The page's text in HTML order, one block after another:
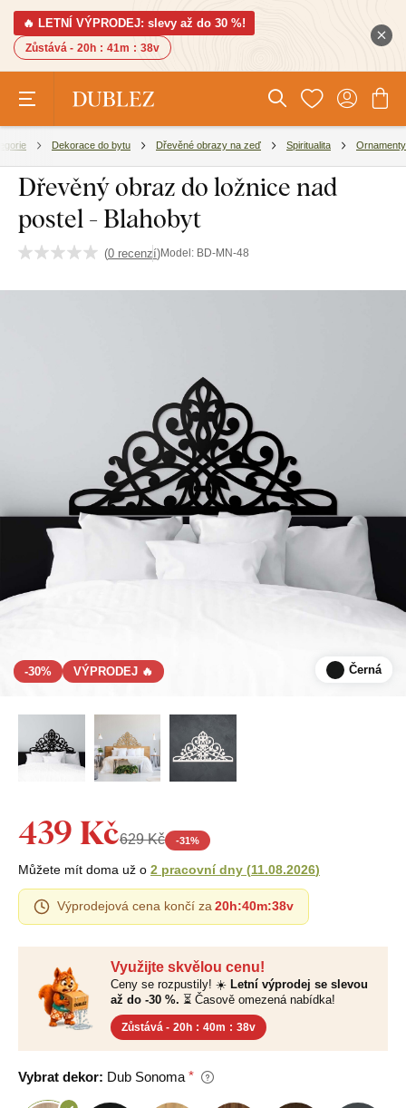
🔥 LETNÍ VÝPRODEJ: slevy až do 30 %!
Zůstává - 20h : 41m : 37v
Dekorace do bytu Dřevěné obrazy na zeď Spiritualita Ornamenty
Dřevěný obraz do ložnice nad
postel - Blahobyt
(0 recenzí)Model: BD-MN-48
-30% VÝPRODEJ 🔥 Černá
Využijte skvělou cenu!
Ceny se rozpustily! ☀️ Letní výprodej se slevou
až do -30 %. ⏳ Časově omezená nabídka!
Zůstává - 20h : 40m : 37v
Vybrat dekor: Dub Sonoma
439 Kč629 Kč -31%
Můžete mít doma už o 2 pracovní dny (11.08.2026)
Výprodejová cena končí za 20h:40m:37v